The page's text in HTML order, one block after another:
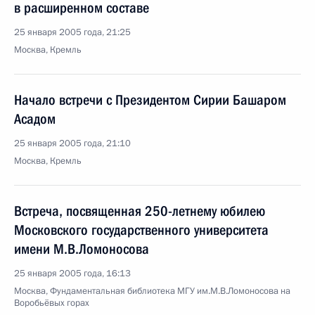
в расширенном составе
25 января 2005 года, 21:25
Москва, Кремль
Начало встречи с Президентом Сирии Башаром
Асадом
25 января 2005 года, 21:10
Москва, Кремль
Встреча, посвященная 250-летнему юбилею
Московского государственного университета
имени М.В.Ломоносова
25 января 2005 года, 16:13
Москва, Фундаментальная библиотека МГУ им.М.В.Ломоносова на
Воробьёвых горах